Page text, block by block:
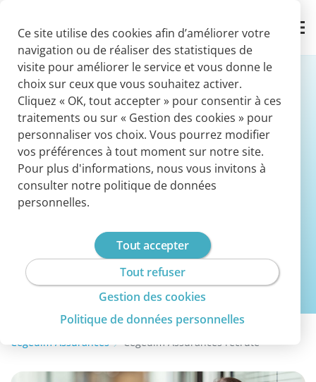
Contact
Cegedim Assurances
recrute
Faisons le pari d’évoluer ensemble
Nos offres d'emploi
Cegedim Assurances Cegedim Assurances recrute
Ce site utilise des cookies afin d’améliorer votre
navigation ou de réaliser des statistiques de
visite pour améliorer le service et vous donne le
choix sur ceux que vous souhaitez activer.
Cliquez « OK, tout accepter » pour consentir à ces
traitements ou sur « Gestion des cookies » pour
personnaliser vos choix. Vous pourrez modifier
vos préférences à tout moment sur notre site.
Pour plus d'informations, nous vous invitons à
consulter notre politique de données
personnelles.
Tout accepter
Tout refuser
Gestion des cookies
Politique de données personnelles